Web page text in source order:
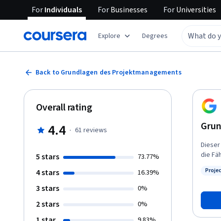
ForIndividuals ForBusinesses ForUniversities
Explore Degrees
Back to Grundlagen des Projektmanagements
die
Overall rating
4.4 · 61 reviews
5 stars 73.77%
4 stars 16.39%
3 stars 0%
2 stars 0%